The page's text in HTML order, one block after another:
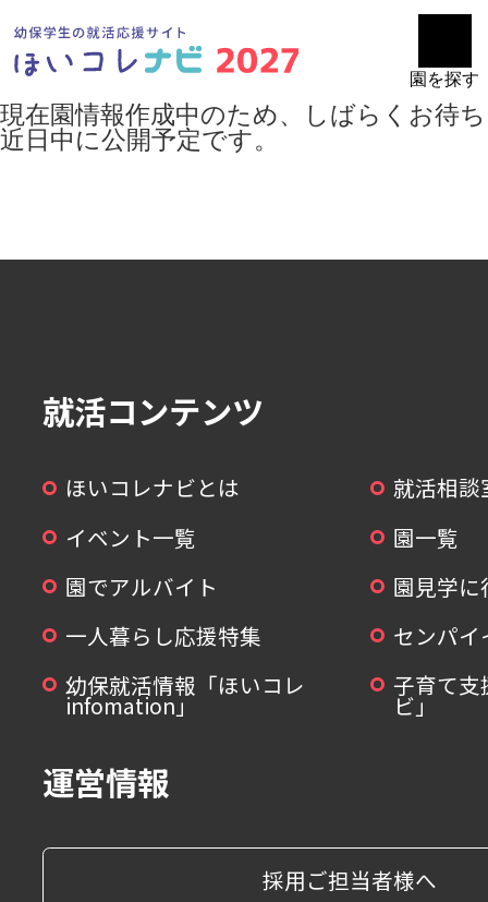
園を探す
現在園情報作成中のため、しばらくお待
近日中に公開予定です。
就活コンテンツ
ほいコレナビとは
就活相談
イベント一覧
園一覧
園でアルバイト
園見学
一人暮らし応援特集
センパ
幼保就活情報「ほいコレ
infomation」
子育て支
ビ」
運営情報
採用ご担当者様へ